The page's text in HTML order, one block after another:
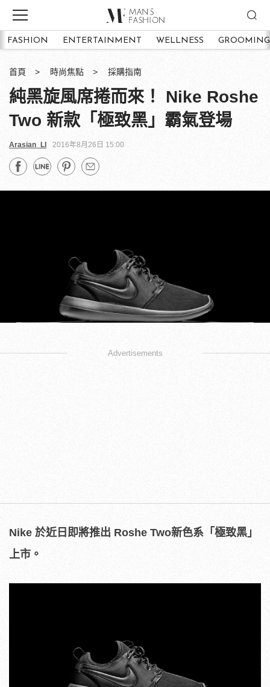
FASHION ENTERTAINMENT WELLNESS GROOMING
首頁 時尚焦點 採購指南
純黑旋風席捲而來！ Nike Roshe
Two 新款「極致黑」霸氣登場
Arasian_LI 2016年8月26日 15:00
Advertisements
Nike 於近日即將推出 Roshe Two新色系「極致黑」
上市。